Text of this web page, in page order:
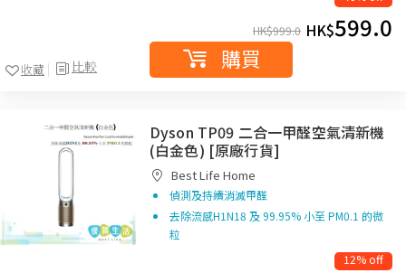
比較
收藏
HK$999.0 HK$599.0
購買
Dyson TP09 二合一甲醛空氣清新機
(白金色) [原廠行貨]
Best Life Home
偵測及持續消滅甲醛
去除流感H1N18 及 99.95% 小至 PM0.1 的微
粒
12% off